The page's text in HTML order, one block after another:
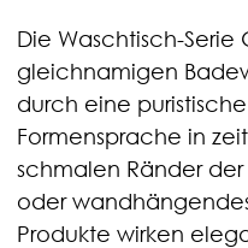
Die Waschtisch-Serie
gleichnamigen
durch eine
Formensprache in
schmalen Ränder
oder
Produkte wirken